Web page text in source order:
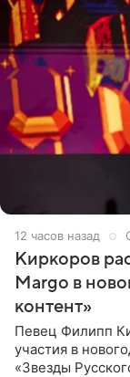
12 часов назад
Киркоров
Margo в
контент»
Певец Филипп
участия в
«Звезды